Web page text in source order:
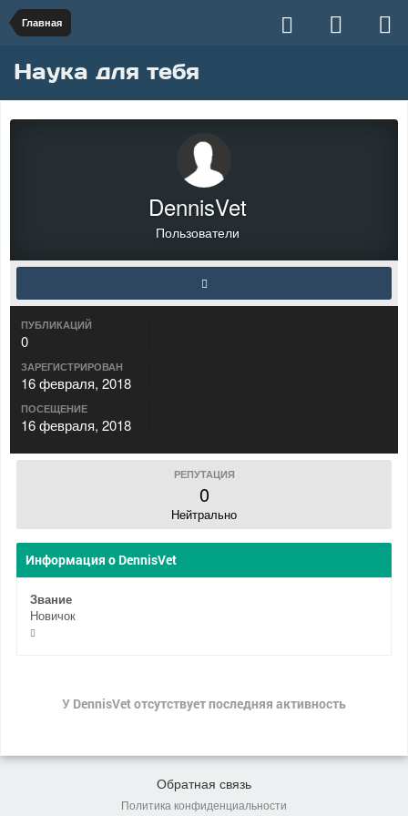
Главная
Наука для тебя
DennisVet
Пользователи
ПУБЛИКАЦИЙ
0
ЗАРЕГИСТРИРОВАН
16 февраля, 2018
ПОСЕЩЕНИЕ
16 февраля, 2018
РЕПУТАЦИЯ
0
Нейтрально
Информация о DennisVet
Звание
Новичок
У DennisVet отсутствует последняя активность
Обратная связь
Политика конфиденциальности